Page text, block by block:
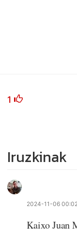
1
Iruzkinak
2024-11-06
Kaixo Juan